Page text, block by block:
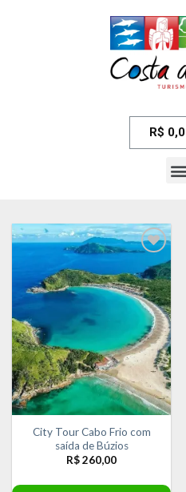
R$
Adicionar
aos meus
desejos
City Tour Cabo Frio com
saída de Búzios
R$260,00